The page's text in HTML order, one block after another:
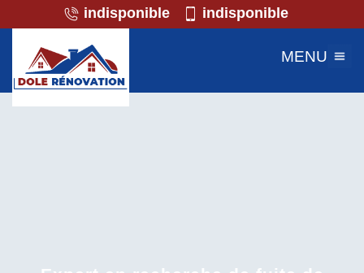
indisponible indisponible
MENU